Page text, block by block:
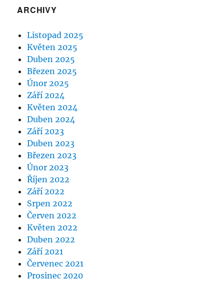
ARCHIVY
Listopad 2025
Květen 2025
Duben 2025
Březen 2025
Únor 2025
Září 2024
Květen 2024
Duben 2024
Září 2023
Duben 2023
Březen 2023
Únor 2023
Říjen 2022
Září 2022
Srpen 2022
Červen 2022
Květen 2022
Duben 2022
Září 2021
Červenec 2021
Prosinec 2020